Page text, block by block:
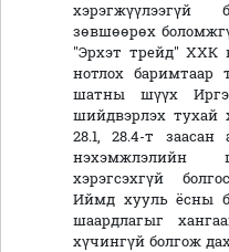
зөвшөөрөх
"Эрхэт трейд" ХХК
нотлох баримтаар
шатны шүүх
шийдвэрлэх тухай
28.1, 28.4-т заасан
нэхэмжлэлийн
хэрэгсэхгүй
Иймд хууль ёсны
шаардлагыг
хүчингүй болгож